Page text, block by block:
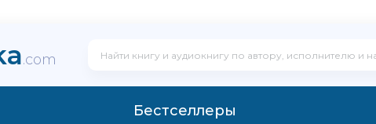
.com
Бестселлеры